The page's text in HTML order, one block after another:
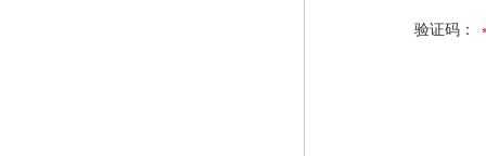
验证码：